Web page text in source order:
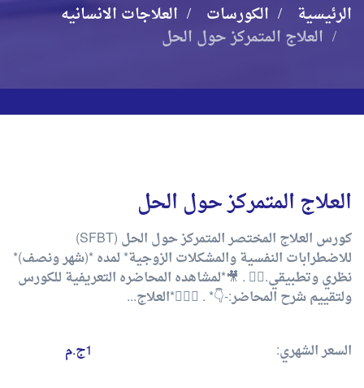
الرئيسية الكورسات
العلاجات الانسانيه
العلاج المتمركز حول الحل
العلاج المتمركز حول الحل
كورس العلاج المختصر المتمركز حول الحل (SFBT)
للاضطرابات النفسية والمشكلات الزوجية* لمده *(شهر ونصف)*
نظري وتطبيقي.✌🏻 . 🎥*لمشاهده المحاضره التعريفية للكورس
ولتقييم شرح المحاضر:-👇* . 👩‍❤️‍👨*العلاج...
السعر الشهري: 1ج.م